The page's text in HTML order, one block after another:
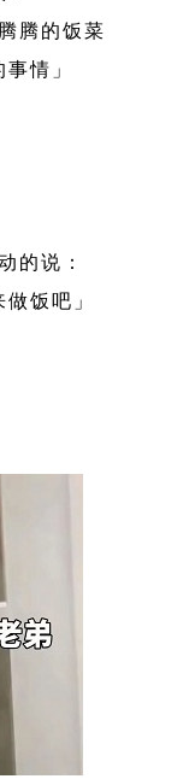
腾的饭菜
情」
的说：
饭吧」